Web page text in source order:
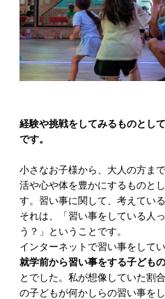
経験や挑戦をしてみるものとし
です。
小さなお子様から、大人の方ま
活や心や体を豊かにするものと
す。習い事に関して、考えてい
それは、「習い事をしている人
う？」ということです。
インターネットで習い事をして
就学前から習い事をする子ども
とでした。私が想像していた割
の子どもが何かしらの習い事を